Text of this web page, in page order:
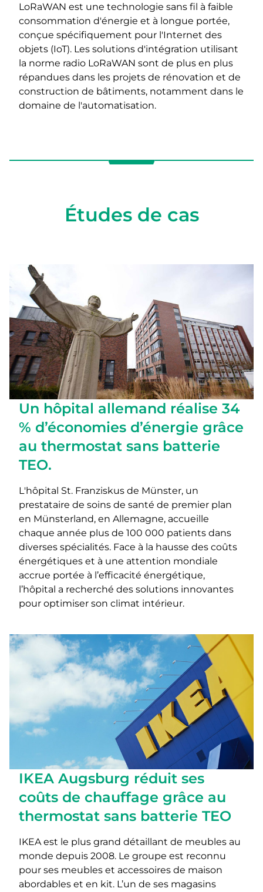
LoRaWAN est une technologie sans fil à faible
consommation d'énergie et à longue portée,
conçue spécifiquement pour l'Internet des
objets (IoT). Les solutions d'intégration utilisant
la norme radio LoRaWAN sont de plus en plus
répandues dans les projets de rénovation et de
construction de bâtiments, notamment dans le
domaine de l'automatisation.
Études de cas
Un hôpital allemand réalise 34
% d’économies d’énergie grâce
au thermostat sans batterie
TEO.
L'hôpital St. Franziskus de Münster, un
prestataire de soins de santé de premier plan
en Münsterland, en Allemagne, accueille
chaque année plus de 100 000 patients dans
diverses spécialités. Face à la hausse des coûts
énergétiques et à une attention mondiale
accrue portée à l’efficacité énergétique,
l’hôpital a recherché des solutions innovantes
pour optimiser son climat intérieur.
IKEA Augsburg réduit ses
coûts de chauffage grâce au
thermostat sans batterie TEO
IKEA est le plus grand détaillant de meubles au
monde depuis 2008. Le groupe est reconnu
pour ses meubles et accessoires de maison
abordables et en kit. L’un de ses magasins